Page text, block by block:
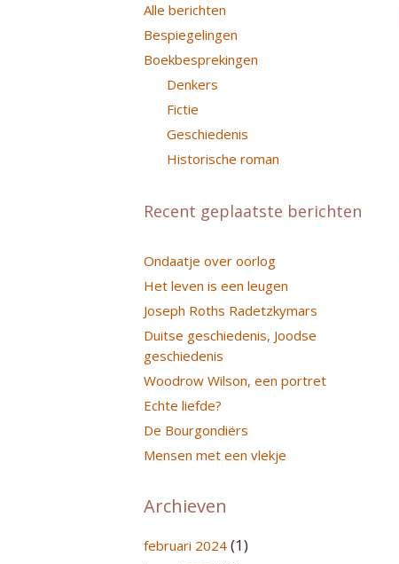
Alle berichten
Bespiegelingen
Boekbesprekingen
Denkers
Fictie
Geschiedenis
Historische roman
Recent geplaatste berichten
Ondaatje over oorlog
Het leven is een leugen
Joseph Roths Radetzkymars
Duitse geschiedenis, Joodse
geschiedenis
Woodrow Wilson, een portret
Echte liefde?
De Bourgondiërs
Mensen met een vlekje
Archieven
februari 2024 (1)